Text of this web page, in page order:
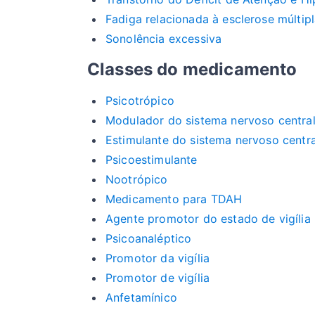
Fadiga relacionada à esclerose
Sonolência excessiva
Classes do medicamento
Psicotrópico
Modulador do sistema nervoso central
Estimulante do sistema nervoso
Psicoestimulante
Nootrópico
Medicamento para TDAH
Agente promotor do estado de vigília
Psicoanaléptico
Promotor da vigília
Promotor de vigília
Anfetamínico